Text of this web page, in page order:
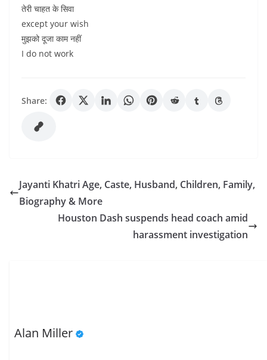
तेरी चाहत के सिवा
except your wish
मुझको दूजा काम नहीं
I do not work
Share:
Jayanti Khatri Age, Caste, Husband, Children, Family,
Biography & More
Houston Dash suspends head coach amid
harassment investigation
Alan Miller